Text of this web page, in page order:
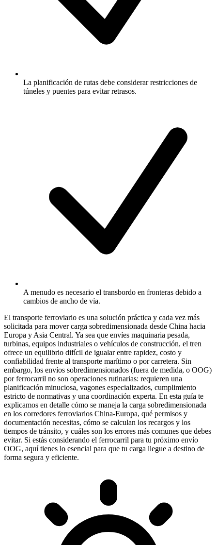
La planificación de rutas debe considerar restricciones de
túneles y puentes para evitar retrasos.
A menudo es necesario el transbordo en fronteras debido a
cambios de ancho de vía.
El transporte ferroviario es una solución práctica y cada vez más
solicitada para mover carga sobredimensionada desde China hacia
Europa y Asia Central. Ya sea que envíes maquinaria pesada,
turbinas, equipos industriales o vehículos de construcción, el tren
ofrece un equilibrio difícil de igualar entre rapidez, costo y
confiabilidad frente al transporte marítimo o por carretera. Sin
embargo, los envíos sobredimensionados (fuera de medida, o OOG)
por ferrocarril no son operaciones rutinarias: requieren una
planificación minuciosa, vagones especializados, cumplimiento
estricto de normativas y una coordinación experta. En esta guía te
explicamos en detalle cómo se maneja la carga sobredimensionada
en los corredores ferroviarios China-Europa, qué permisos y
documentación necesitas, cómo se calculan los recargos y los
tiempos de tránsito, y cuáles son los errores más comunes que debes
evitar. Si estás considerando el ferrocarril para tu próximo envío
OOG, aquí tienes lo esencial para que tu carga llegue a destino de
forma segura y eficiente.